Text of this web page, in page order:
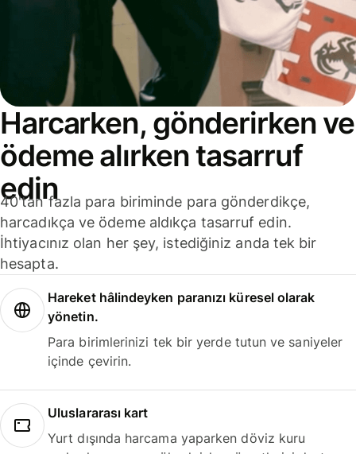
Harcarken, gönderirken ve
ödeme alırken tasarruf
edin
40'tan fazla para biriminde para gönderdikçe,
harcadıkça ve ödeme aldıkça tasarruf edin.
İhtiyacınız olan her şey, istediğiniz anda tek bir
hesapta.
Hareket hâlindeyken paranızı küresel olarak
yönetin.
Para birimlerinizi tek bir yerde tutun ve saniyeler
içinde çevirin.
Uluslararası kart
Yurt dışında harcama yaparken döviz kuru